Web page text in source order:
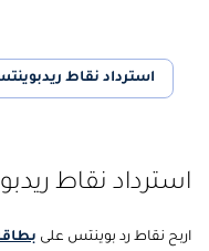
استرداد نقاط
استرداد نقاط
اربح نقاط رد بوينتس على